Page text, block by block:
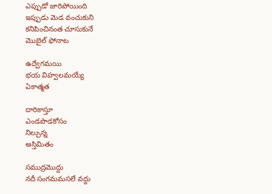
ఎప్పుడో జారిపోయింది
ఇప్పుడు మెడ వంచుకుని
కనిపించినంత చూసుకునే
మొబైల్ ఫోనాట
ఉద్వేగమయి
భయ విహ్వలమయ్యే
ఏకాత్మత
దారికాస్తూ
ఎండపొడకోసం
నిల్చున్న
అస్తిమితం
సముద్రమొద్దు
నదీ సంగమమసలే వద్దు